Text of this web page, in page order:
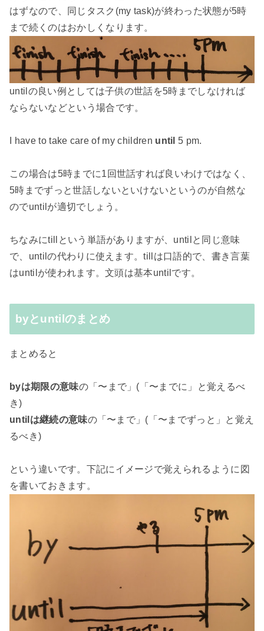
はずなので、同じタスク(my task)が終わった状態が5時
まで続くのはおかしくなります。
untilの良い例としては子供の世話を5時までしなければ
ならないなどという場合です。
I have to take care of my children until 5 pm.
この場合は5時までに1回世話すれば良いわけではなく、
5時までずっと世話しないといけないというのが自然な
のでuntilが適切でしょう。
ちなみにtillという単語がありますが、untilと同じ意味
で、untilの代わりに使えます。tillは口語的で、書き言葉
はuntilが使われます。文頭は基本untilです。
byとuntilのまとめ
まとめると
byは期限の意味の「〜まで」(「〜までに」と覚えるべ
き)
untilは継続の意味の「〜まで」(「〜までずっと」と覚え
るべき)
という違いです。下記にイメージで覚えられるように図
を書いておきます。